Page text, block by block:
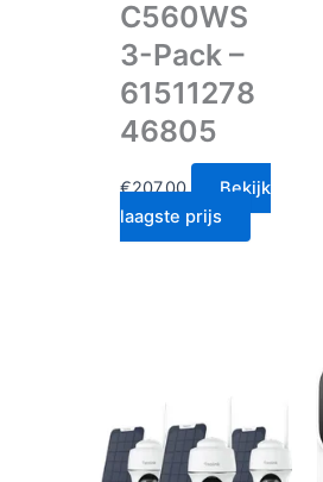
C560WS
3-Pack –
61511278
46805
€207.00
Bekijk
laagste prijs